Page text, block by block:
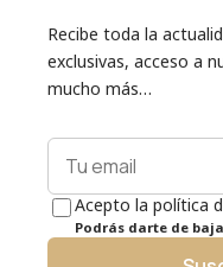
Recibe toda la
exclusivas, acceso a
mucho más…
Acepto la política
Podrás darte de